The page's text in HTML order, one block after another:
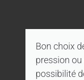
Bon choix
pression
possibilité